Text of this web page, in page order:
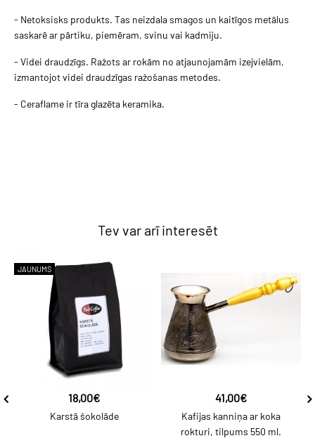
- Netoksisks produkts. Tas neizdala smagos un kaitīgos metālus
saskarē ar pārtiku, piemēram, svinu vai kadmiju.
- Videi draudzīgs. Ražots ar rokām no atjaunojamām izejvielām,
izmantojot videi draudzīgas ražošanas metodes.
- Ceraflame ir tīra glazēta keramika.
Tev var arī interesēt
JAUNUMS
18,00€
Karstā šokolāde
41,00€
Kafijas kanniņa ar koka
rokturi, tilpums 550 ml.